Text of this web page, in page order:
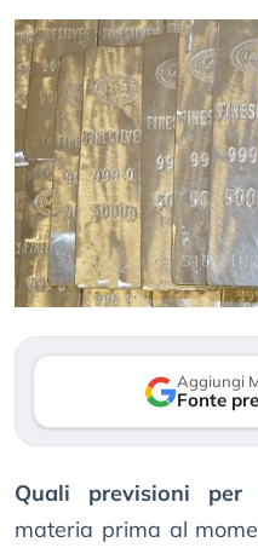
Aggiungi
Fonte
Quali previsioni per
materia prima al